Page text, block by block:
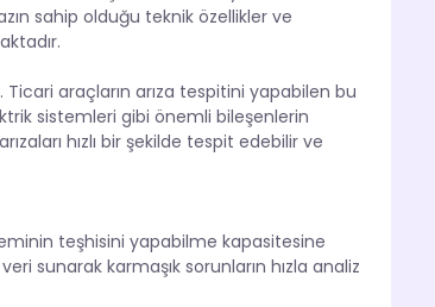
sahip olduğu teknik özellikler ve
Ticari araçların arıza tespitini yapabilen bu
sistemleri gibi önemli bileşenlerin
hızlı bir şekilde tespit edebilir ve
teşhisini yapabilme kapasitesine
sunarak karmaşık sorunların hızla analiz